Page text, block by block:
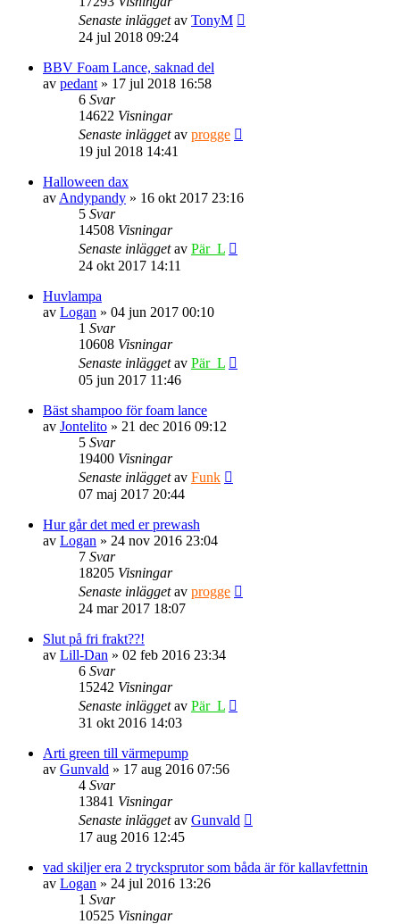
Senaste inläggetav TonyM
24 jul 2018 09:24
BBV Foam Lance, saknad del
av pedant » 17 jul 2018 16:58
6 Svar
14622 Visningar
Senaste inläggetav progge
19 jul 2018 14:41
Halloween dax
av Andypandy » 16 okt 2017 23:16
5 Svar
14508 Visningar
Senaste inläggetav Pär_L
24 okt 2017 14:11
Huvlampa
av Logan » 04 jun 2017 00:10
1 Svar
10608 Visningar
Senaste inläggetav Pär_L
05 jun 2017 11:46
Bäst shampoo för foam lance
av Jontelito » 21 dec 2016 09:12
5 Svar
19400 Visningar
Senaste inläggetav Funk
07 maj 2017 20:44
Hur går det med er prewash
av Logan » 24 nov 2016 23:04
7 Svar
18205 Visningar
Senaste inläggetav progge
24 mar 2017 18:07
Slut på fri frakt??!
av Lill-Dan » 02 feb 2016 23:34
6 Svar
15242 Visningar
Senaste inläggetav Pär_L
31 okt 2016 14:03
Arti green till värmepump
av Gunvald » 17 aug 2016 07:56
4 Svar
13841 Visningar
Senaste inläggetav Gunvald
17 aug 2016 12:45
vad skiljer era 2 trycksprutor som båda är för kallavfettnin
av Logan » 24 jul 2016 13:26
1 Svar
10525 Visningar